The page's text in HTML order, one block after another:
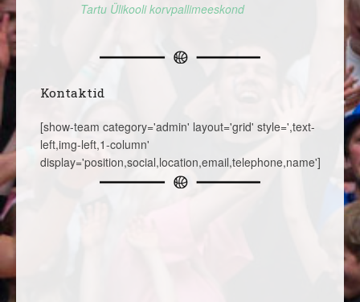
Tartu Ülikooli korvpallimeeskond
Kontaktid
[show-team category='admin' layout='grid' style=',text-
left,img-left,1-column'
display='position,social,location,email,telephone,name']